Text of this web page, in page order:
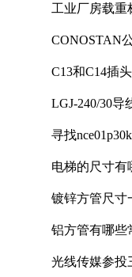
工业厂房载重
CONOSTAN
C13和C14插
LGJ-240/30导
寻找
电梯的尺寸有
镀锌方管尺寸
铝方管有哪些
光线传媒参投